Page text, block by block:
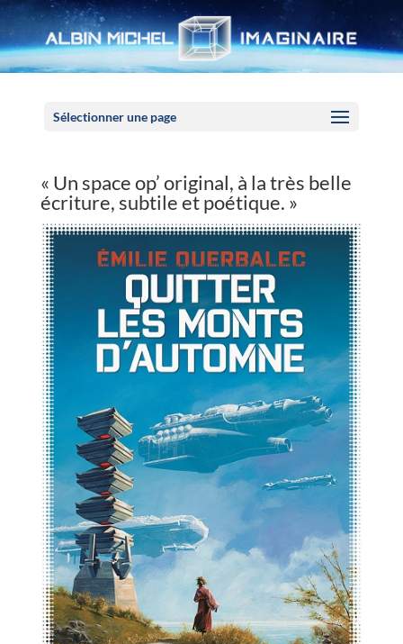
Sélectionner une page
« Un space op’ original, à la très belle
écriture, subtile et poétique. »
Panneau de gestion des cookies